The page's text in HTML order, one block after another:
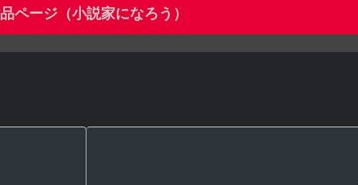
ページ（小説家になろう）